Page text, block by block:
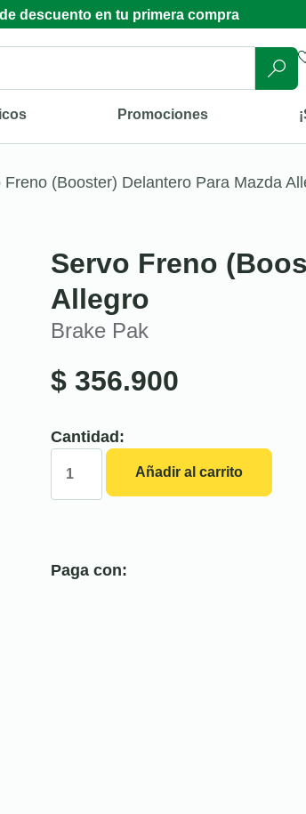
descuento en tu primera compra
Promociones
Freno (Booster) Delantero Para Mazda
Servo Freno
Allegro
Brake Pak
$ 356.900
Cantidad:
Añadir al carrito
Paga con: